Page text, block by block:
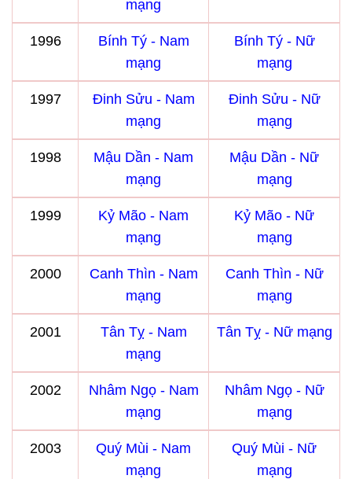
mạng
1996
Bính Tý - Nam
mạng
Bính Tý - Nữ
mạng
1997
Đinh Sửu - Nam
mạng
Đinh Sửu - Nữ
mạng
1998
Mậu Dần - Nam
mạng
Mậu Dần - Nữ
mạng
1999
Kỷ Mão - Nam
mạng
Kỷ Mão - Nữ
mạng
2000
Canh Thìn - Nam
mạng
Canh Thìn - Nữ
mạng
2001
Tân Tỵ - Nam
mạng
Tân Tỵ - Nữ mạng
2002
Nhâm Ngọ - Nam
mạng
Nhâm Ngọ - Nữ
mạng
2003
Quý Mùi - Nam
mạng
Quý Mùi - Nữ
mạng